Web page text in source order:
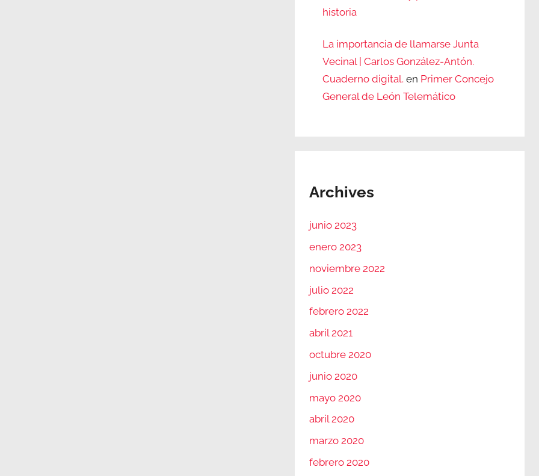
historia
La importancia de llamarse Junta
Vecinal | Carlos González-Antón.
Cuaderno digital. en Primer Concejo
General de León Telemático
Archives
junio 2023
enero 2023
noviembre 2022
julio 2022
febrero 2022
abril 2021
octubre 2020
junio 2020
mayo 2020
abril 2020
marzo 2020
febrero 2020